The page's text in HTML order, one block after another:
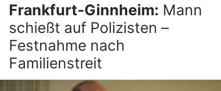
Frankfurt-Ginnheim: Mann
schießt auf Polizisten –
Festnahme nach
Familienstreit